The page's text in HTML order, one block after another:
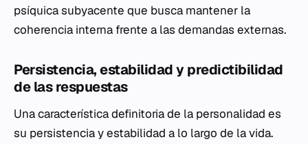
psíquica subyacente que busca mantener la
coherencia interna frente a las demandas externas.
Persistencia, estabilidad y predictibilidad
de las respuestas
Una característica definitoria de la personalidad es
su persistencia y estabilidad a lo largo de la vida.